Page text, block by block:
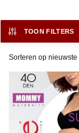
TOON FILTERS